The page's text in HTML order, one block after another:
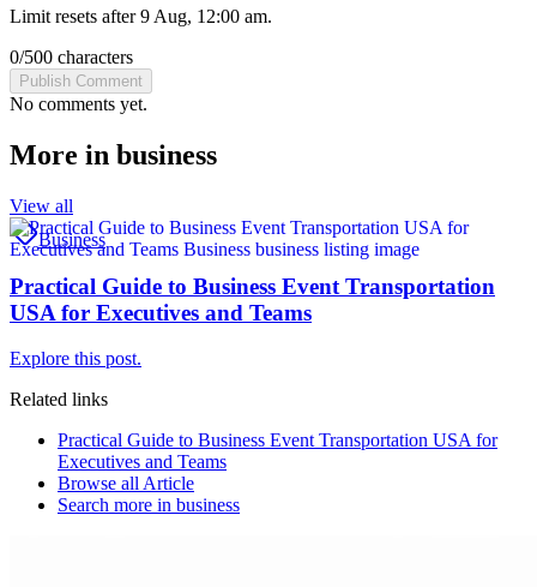
Limit resets after 9 Aug, 12:00 am.
0/500 characters
Publish Comment
No comments yet.
More in business
View all
Business
Practical Guide to Business Event Transportation
USA for Executives and Teams
Explore this post.
Related links
Practical Guide to Business Event Transportation USA for
Executives and Teams
Browse all Article
Search more in business